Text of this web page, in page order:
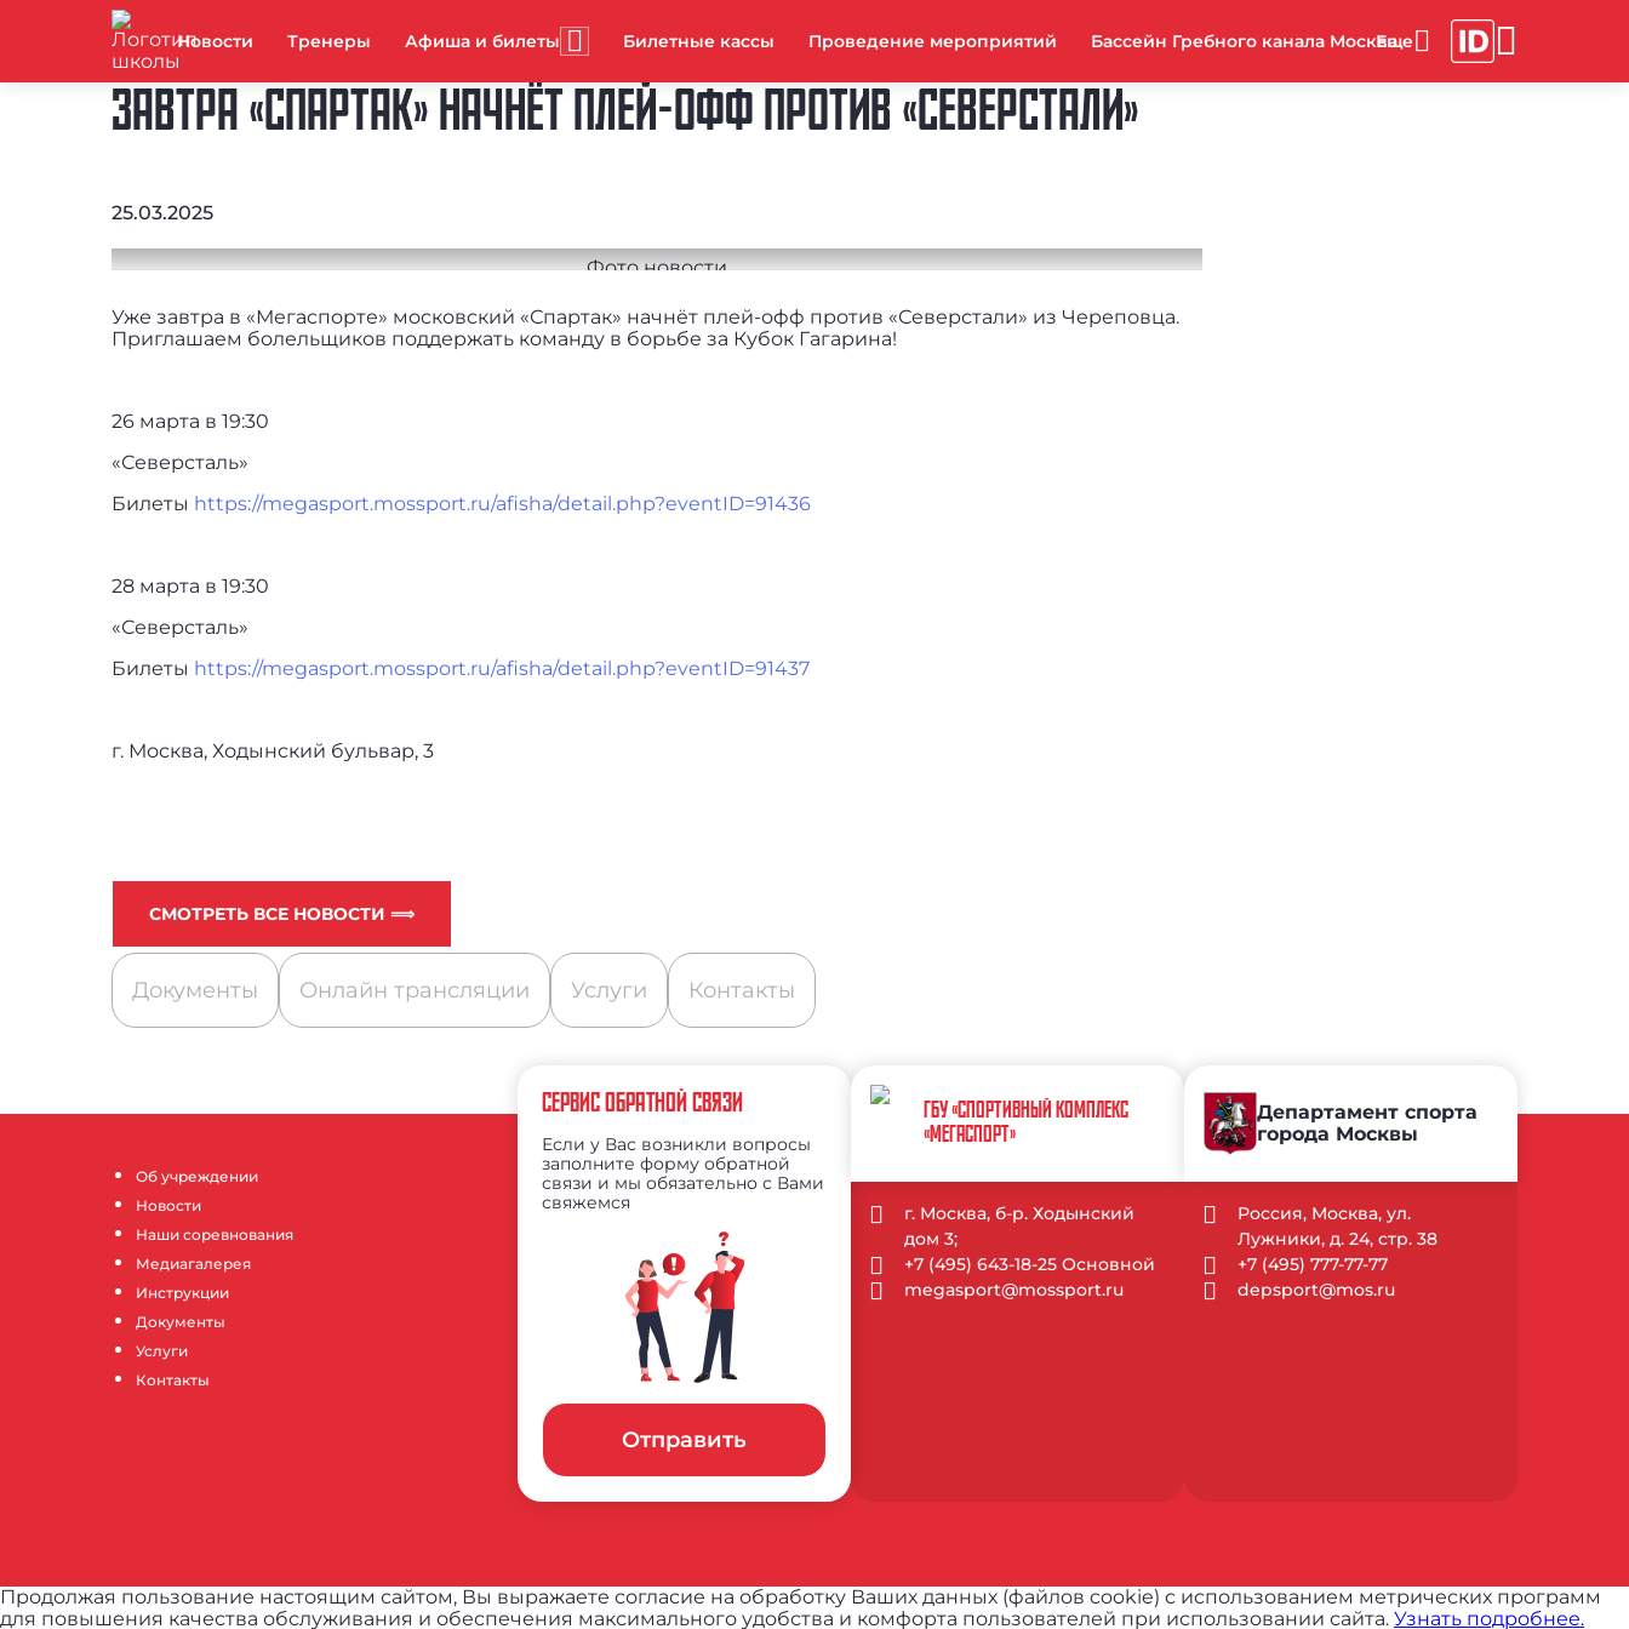
Новости Тренеры Афиша и билеты Билетные кассы Проведение мероприятий Бассейн Гребного канала Москва
ЗАВТРА «СПАРТАК» НАЧНЁТ ПЛЕЙ-ОФФ ПРОТИВ «СЕВЕРСТАЛИ»
25.03.2025
Уже завтра в «Мегаспорте» московский «Спартак» начнёт плей-офф против «Северстали» из Череповца.
Приглашаем болельщиков поддержать команду в борьбе за Кубок Гагарина!
26 марта в 19:30
«Северсталь»
Билеты https://megasport.mossport.ru/afisha/detail.php?eventID=91436
28 марта в 19:30
«Северсталь»
Билеты https://megasport.mossport.ru/afisha/detail.php?eventID=91437
г. Москва, Ходынский бульвар, 3
СМОТРЕТЬ ВСЕ НОВОСТИ ⟹
Документы Онлайн трансляции Услуги Контакты
Об учреждении
Новости
Наши соревнования
Медиагалерея
Инструкции
Документы
Услуги
Контакты
СЕРВИС ОБРАТНОЙ СВЯЗИ
Если у Вас возникли вопросы
заполните форму обратной
связи и мы обязательно с Вами
свяжемся
Отправить
ГБУ «СПОРТИВНЫЙ КОМПЛЕКС
«МЕГАСПОРТ»
г. Москва, б-р. Ходынский
дом 3;
+7 (495) 643-18-25 Основной
megasport@mossport.ru
Департамент спорта
города Москвы
Россия, Москва, ул.
Лужники, д. 24, стр. 38
+7 (495) 777-77-77
depsport@mos.ru
Продолжая пользование настоящим сайтом, Вы выражаете согласие на обработку Ваших данных (файлов cookie) с использованием метрических программ
для повышения качества обслуживания и обеспечения максимального удобства и комфорта пользователей при использовании сайта. Узнать подробнее.